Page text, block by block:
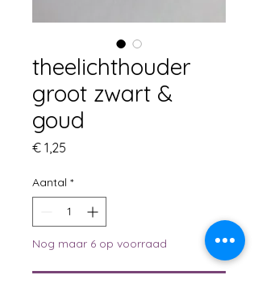
theelichthouder
groot zwart &
goud
€ 1,25
Aantal *
Nog maar 6 op voorraad